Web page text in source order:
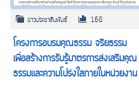
ข่าวประชาสัมพันธ์ 168
โครงการอบรมคุณธรรม จริยธรรม
เพื่อสร้างการรับรู้มาตรการส่งเสริมคุณ
ธรรมเเละความโปร่งใสภายในหน่วยงาน